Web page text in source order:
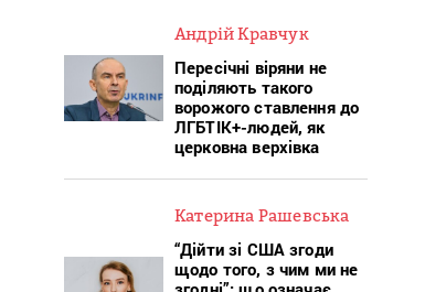
Андрій Кравчук
Пересічні віряни не
поділяють такого
ворожого ставлення до
ЛГБТІК+-людей, як
церковна верхівка
Катерина Рашевська
“Дійти зі США згоди
щодо того, з чим ми не